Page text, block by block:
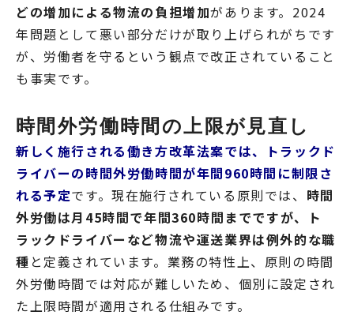
どの増加による物流の負担増加があります。2024
年問題として悪い部分だけが取り上げられがちです
が、労働者を守るという観点で改正されていること
も事実です。
時間外労働時間の上限が見直し
新しく施行される働き方改革法案では、トラックド
ライバーの時間外労働時間が年間960時間に制限さ
れる予定です。現在施行されている原則では、 時間
外労働は月45時間で年間360時間までですが、ト
ラックドライバーなど物流や運送業界は例外的な職
種 と定義されています。業務の特性上、原則の時間
外労働時間では対応が難しいため、個別に設定され
た上限時間が適用される仕組みです。